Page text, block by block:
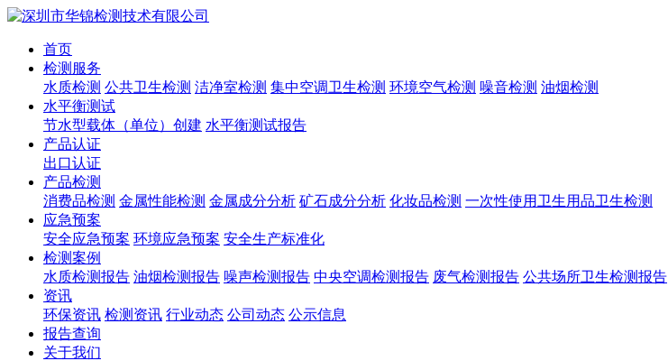
首页
检测服务
水质检测 公共卫生检测 洁净室检测 集中空调卫生检测 环境空气检测 噪音检测 油烟检测
水平衡测试
节水型载体（单位）创建 水平衡测试报告
产品认证
出口认证
产品检测
消费品检测 金属性能检测 金属成分分析 矿石成分分析 化妆品检测 一次性使用卫生用品卫生检测
应急预案
安全应急预案 环境应急预案 安全生产标准化
检测案例
水质检测报告 油烟检测报告 噪声检测报告 中央空调检测报告 废气检测报告 公共场所卫生检测报告
资讯
环保资讯 检测资讯 行业动态 公司动态 公示信息
报告查询
关于我们